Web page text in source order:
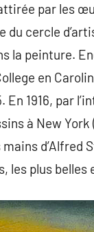
par les
du cercle
la peinture.
en
En 1916, par
à New
les plus